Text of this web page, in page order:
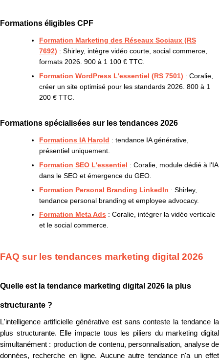
Formations éligibles CPF
Formation Marketing des Réseaux Sociaux (RS
7692) : Shirley, intègre vidéo courte, social commerce,
formats 2026. 900 à 1 100 € TTC.
Formation WordPress L'essentiel (RS 7501) : Coralie,
créer un site optimisé pour les standards 2026. 800 à 1
200 € TTC.
Formations spécialisées sur les tendances 2026
Formations IA Harold : tendance IA générative,
présentiel uniquement.
Formation SEO L'essentiel : Coralie, module dédié à l'IA
dans le SEO et émergence du GEO.
Formation Personal Branding LinkedIn : Shirley,
tendance personal branding et employee advocacy.
Formation Meta Ads : Coralie, intégrer la vidéo verticale
et le social commerce.
FAQ sur les tendances marketing digital 2026
Quelle est la tendance marketing digital 2026 la plus
structurante ?
L'intelligence artificielle générative est sans conteste la tendance la
plus structurante. Elle impacte tous les piliers du marketing digital
simultanément : production de contenu, personnalisation, analyse de
données, recherche en ligne. Aucune autre tendance n'a un effet